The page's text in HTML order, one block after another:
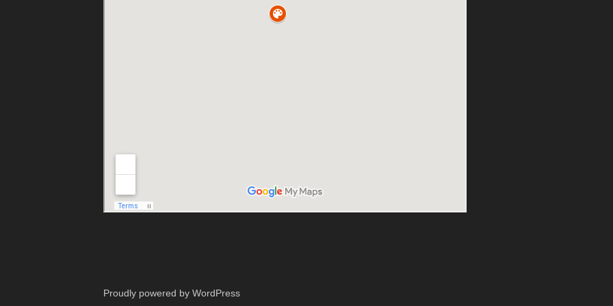
Proudly powered by WordPress